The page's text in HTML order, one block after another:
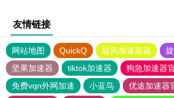
友情链接
网站地图 QuickQ 旋风加速度器
坚果加速器
tiktok加速器
狗急加速器
免费vqn外网加速
小蓝鸟 优途加速器